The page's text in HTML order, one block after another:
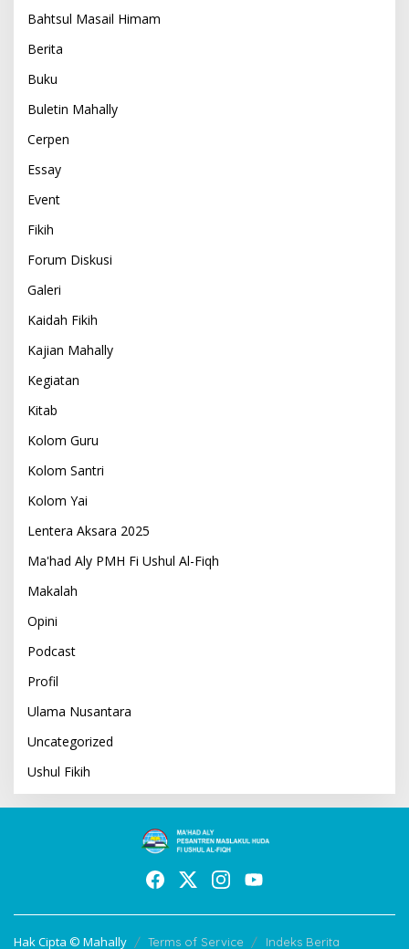
Bahtsul Masail Himam
Berita
Buku
Buletin Mahally
Cerpen
Essay
Event
Fikih
Forum Diskusi
Galeri
Kaidah Fikih
Kajian Mahally
Kegiatan
Kitab
Kolom Guru
Kolom Santri
Kolom Yai
Lentera Aksara 2025
Ma'had Aly PMH Fi Ushul Al-Fiqh
Makalah
Opini
Podcast
Profil
Ulama Nusantara
Uncategorized
Ushul Fikih
Hak Cipta © Mahally Terms of Service Indeks Berita